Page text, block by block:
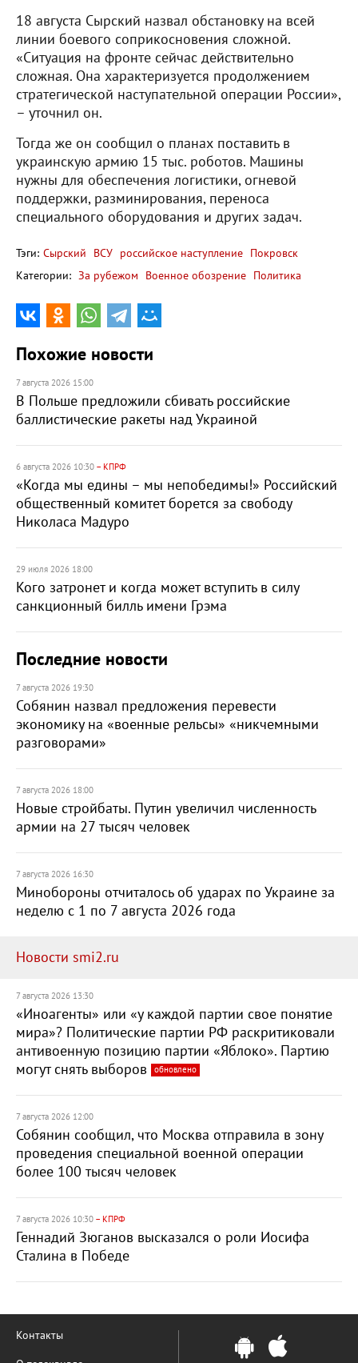
18 августа Сырский назвал обстановку на всей
линии боевого соприкосновения сложной.
«Ситуация на фронте сейчас действительно
сложная. Она характеризуется продолжением
стратегической наступательной операции России»,
– уточнил он.
Тогда же он сообщил о планах поставить в
украинскую армию 15 тыс. роботов. Машины
нужны для обеспечения логистики, огневой
поддержки, разминирования, переноса
специального оборудования и других задач.
Тэги: Сырский ВСУ российское наступление Покровск
Категории: За рубежом Военное обозрение Политика
Похожие новости
7 августа 2026 15:00
В Польше предложили сбивать российские
баллистические ракеты над Украиной
6 августа 2026 10:30 – КПРФ
«Когда мы едины – мы непобедимы!» Российский
общественный комитет борется за свободу
Николаса Мадуро
29 июля 2026 18:00
Кого затронет и когда может вступить в силу
санкционный билль имени Грэма
Последние новости
7 августа 2026 19:30
Собянин назвал предложения перевести
экономику на «военные рельсы» «никчемными
разговорами»
7 августа 2026 18:00
Новые стройбаты. Путин увеличил численность
армии на 27 тысяч человек
7 августа 2026 16:30
Минобороны отчиталось об ударах по Украине за
неделю с 1 по 7 августа 2026 года
Новости smi2.ru
7 августа 2026 13:30
«Иноагенты» или «у каждой партии свое понятие
мира»? Политические партии РФ раскритиковали
антивоенную позицию партии «Яблоко». Партию
могут снять выборов
обновлено
7 августа 2026 12:00
Собянин сообщил, что Москва отправила в зону
проведения специальной военной операции
более 100 тысяч человек
7 августа 2026 10:30 – КПРФ
Геннадий Зюганов высказался о роли Иосифа
Сталина в Победе
Контакты